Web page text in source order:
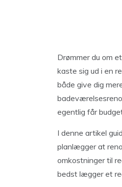
Drømmer du om
kaste sig ud i en
både give dig
egentlig får
I denne artikel
planlægger at
omkostninger til
bedst lægger et